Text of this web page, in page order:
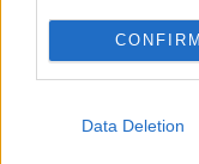
CONFIRM
Data Deletion